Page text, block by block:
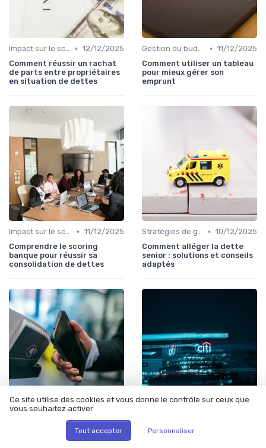
Impact sur le score de crédit • 12/12/2025
Comment réussir un rachat
de parts entre propriétaires
en situation de dettes
Gestion du budget après rachat • 11/12/2025
Comment utiliser un tableau
pour mieux gérer son
emprunt
Impact sur le score de crédit • 11/12/2025
Comprendre le scoring
banque pour réussir sa
consolidation de dettes
Stratégies de gestion de dette • 10/12/2025
Comment alléger la dette
senior : solutions et conseils
adaptés
•
Comprendre la dette
mezzanine : une solution
Comment bien utiliser la
Ce site utilise des cookies et vous donne le contrôle sur ceux que
vous souhaitez activer
Tout accepter Personnaliser